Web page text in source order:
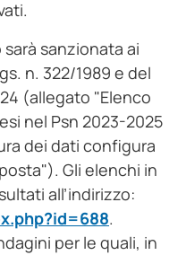
sanzionata ai
n. 322/1989 e del
(allegato "Elenco
nel Psn 2023-2025
dei dati configura
Gli elenchi in
all’indirizzo:
.
per le quali, in